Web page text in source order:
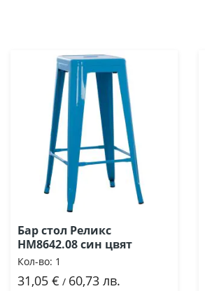
Бар стол Реликс
HM8642.08 син цвят
Кол-во: 1
31,05 € / 60,73 лв.
Добави